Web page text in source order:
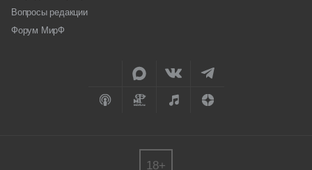
Вопросы редакции
Форум МирФ
18+